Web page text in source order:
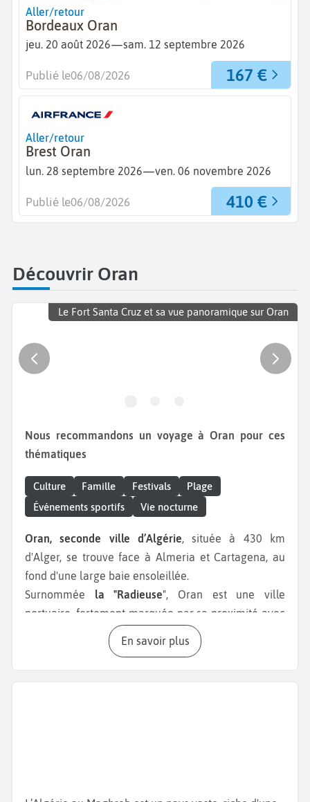
Aller/retour
Bordeaux Oran
jeu. 20 août 2026—sam. 12 septembre 2026
167 €
Publié le06/08/2026
Aller/retour
Brest Oran
lun. 28 septembre 2026—ven. 06 novembre 2026
410 €
Publié le06/08/2026
Découvrir Oran
Le Fort Santa Cruz et sa vue panoramique sur Oran
Nous recommandons un voyage à Oran pour ces
thématiques
Culture Famille Festivals
Plage
Événements sportifs
Vie nocturne
Oran, seconde ville d’Algérie, située à 430 km
d'Alger, se trouve face à Almeria et Cartagena, au
fond d'une large baie ensoleillée.
Surnommée la "Radieuse", Oran est une ville
portuaire, fortement marquée par sa proximité avec
l'Espagne et réputée pour ses plages de sable. Les
plus réputées sont par exemple les
Falcon, lesAndalouseset Coralès. Vous pouvez aussi
En savoir plus